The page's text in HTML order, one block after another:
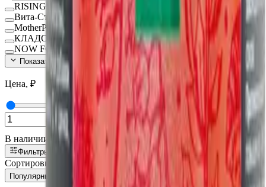
RISINGSTAR
Вита-Стандарт
MotherPlant
КЛАДОВИТ
NOW FOODS
Показать ещё (
Цена, ₽
В наличии
Фильтры
Сортировка:
Популярные